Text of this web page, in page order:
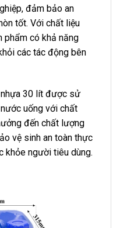
đảm bảo an
tốt. Với chất liệu
phẩm có khả năng
các tác động bên
nhựa 30 lít được sử
uống với chất
đến chất lượng
vệ sinh an toàn thực
khỏe người tiêu dùng.